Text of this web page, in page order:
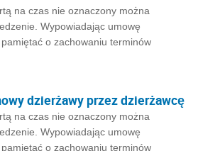
na czas nie oznaczony można
Wypowiadając umowę
o zachowaniu terminów
dzierżawy przez dzierżawcę
na czas nie oznaczony można
Wypowiadając umowę
o zachowaniu terminów